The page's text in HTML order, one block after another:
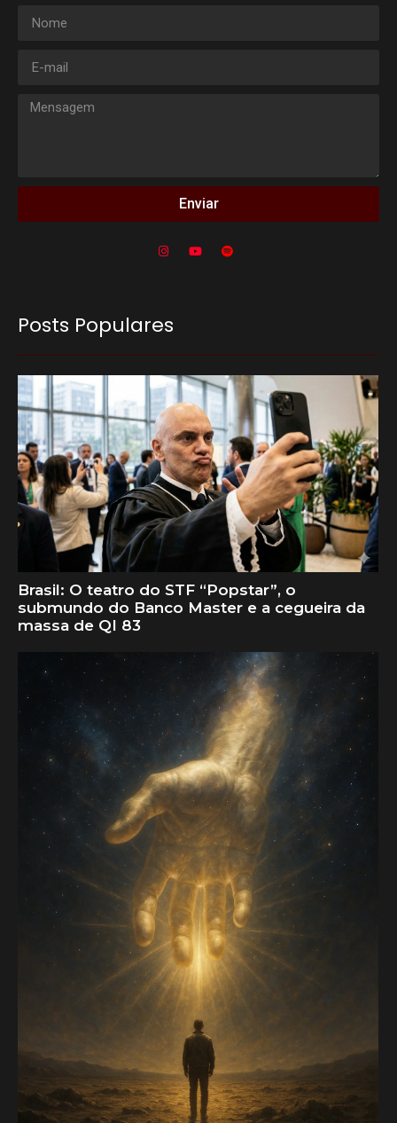
Enviar
Posts Populares
Brasil: O teatro do STF “Popstar”, o
submundo do Banco Master e a cegueira da
massa de QI 83